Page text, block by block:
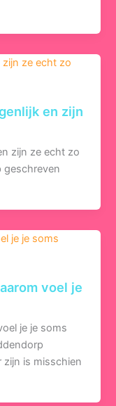
en zijn
zijn ze echt zo
geschreven
voel je
je je soms
zijn is misschien